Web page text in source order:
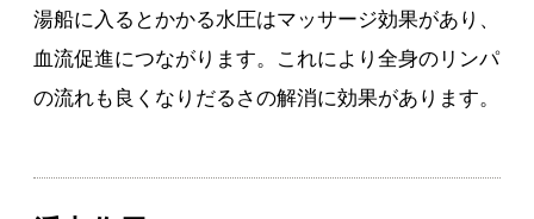
湯船に入るとかかる水圧はマッサージ効果があり、
血流促進につながります。これにより全身のリンパ
の流れも良くなりだるさの解消に効果があります。